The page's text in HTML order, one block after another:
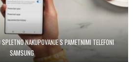
NAKUPOVANJE S PAMETNIMI TELEFONI
SAMSUNG